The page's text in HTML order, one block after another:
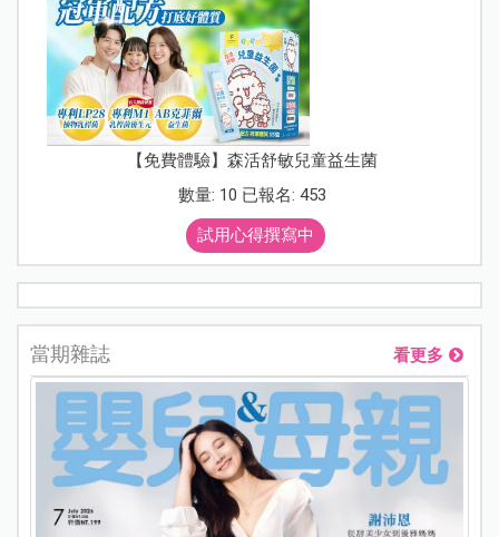
【免費體驗】森活舒敏兒童益生菌
數量: 10 已報名: 453
試用心得撰寫中
當期雜誌 看更多